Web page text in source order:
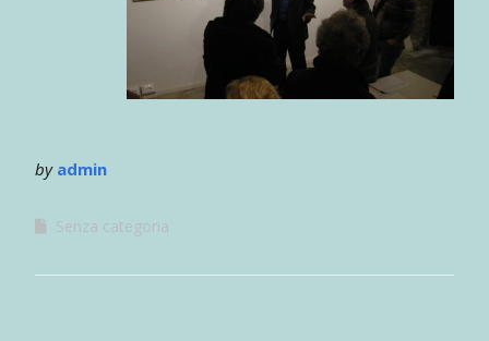
by admin
Senza categoria